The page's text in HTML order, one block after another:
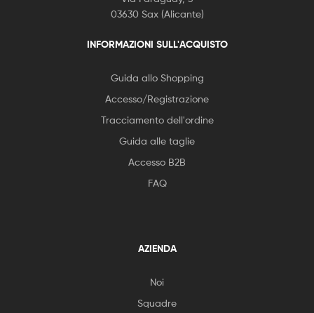
03630 Sax (Alicante)
INFORMAZIONI SULL'ACQUISTO
Guida allo Shopping
Accesso/Registrazione
Tracciamento dell'ordine
Guida alle taglie
Accesso B2B
FAQ
AZIENDA
Noi
Squadre